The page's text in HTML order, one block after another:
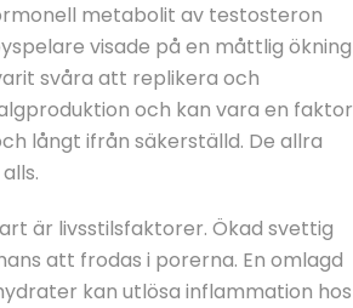
metabolit av testosteron
visade på en måttlig ökning
svåra att replikera och
och kan vara en faktor
långt ifrån säkerställd. De allra
är livsstilsfaktorer. Ökad svettig
att frodas i porerna. En omlagd
kan utlösa inflammation hos